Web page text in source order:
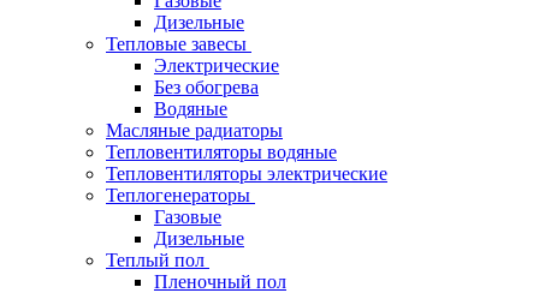
Дизельные
Тепловые завесы
Электрические
Без обогрева
Водяные
Масляные радиаторы
Тепловентиляторы водяные
Тепловентиляторы электрические
Теплогенераторы
Газовые
Дизельные
Теплый пол
Пленочный пол